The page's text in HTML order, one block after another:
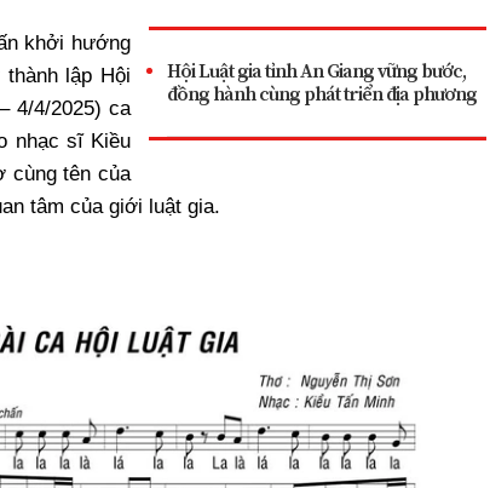
Hội Luật gia tỉnh An Giang vững bước,
đồng hành cùng phát triển địa phương
khởi hướng
lập Hội
4/4/2025) ca
nhạc sĩ Kiều
cùng tên của
tâm của giới luật gia.